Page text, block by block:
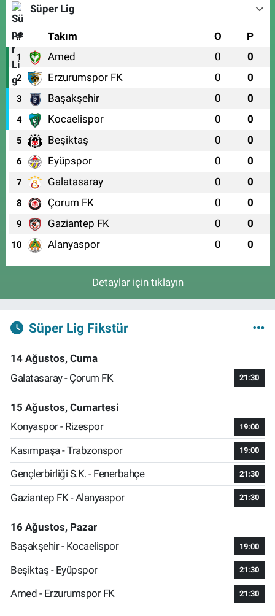
Süper Lig
# Takım O P
1 Amed 0 0
2 Erzurumspor FK 0 0
3 Başakşehir 0 0
4 Kocaelispor 0 0
5 Beşiktaş 0 0
6 Eyüpspor 0 0
7 Galatasaray 0 0
8 Çorum FK 0 0
9 Gaziantep FK 0 0
10 Alanyaspor 0 0
Detaylar için tıklayın
Süper Lig Fikstür
14 Ağustos, Cuma
Galatasaray - Çorum FK
21:30
15 Ağustos, Cumartesi
Konyaspor - Rizespor
19:00
Kasımpaşa - Trabzonspor 19:00
Gençlerbirliği S.K. - Fenerbahçe 21:30
Gaziantep FK - Alanyaspor 21:30
16 Ağustos, Pazar
Başakşehir - Kocaelispor
19:00
Beşiktaş - Eyüpspor 21:30
Amed - Erzurumspor FK 21:30